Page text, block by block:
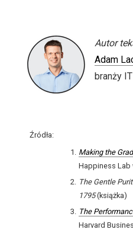
Autor
Adam
branży IT
Źródła:
Making the
Happiness Lab
The Gentle
1795(książka)
The
Harvard